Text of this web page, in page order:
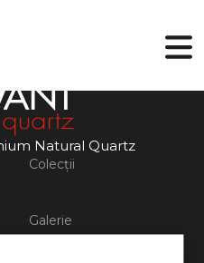
online
Natural Quartz
Colecții
Galerie